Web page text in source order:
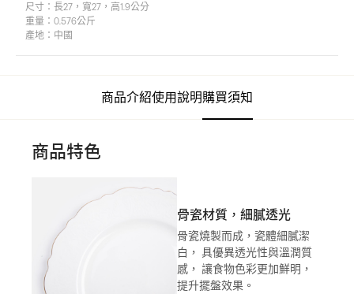
尺寸： 長27，寬27，高1.9公分
重量： 0.576公斤
產地： 中國
商品介紹使用說明購買須知
商品特色
骨瓷材質，細膩透光
骨瓷燒製而成，瓷體細膩潔
白， 具優異透光性與溫潤質
感， 讓食物色彩更加鮮明，
提升擺盤效果。